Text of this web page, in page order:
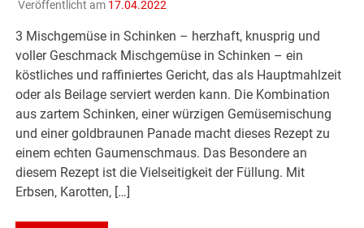
Veröffentlicht am 17.04.2022
3 Mischgemüse in Schinken – herzhaft, knusprig und
voller Geschmack Mischgemüse in Schinken – ein
köstliches und raffiniertes Gericht, das als Hauptmahlzeit
oder als Beilage serviert werden kann. Die Kombination
aus zartem Schinken, einer würzigen Gemüsemischung
und einer goldbraunen Panade macht dieses Rezept zu
einem echten Gaumenschmaus. Das Besondere an
diesem Rezept ist die Vielseitigkeit der Füllung. Mit
Erbsen, Karotten, […]